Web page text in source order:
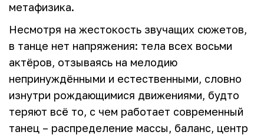
метафизика.
Несмотря на жестокость звучащих сюжетов,
в танце нет напряжения: тела всех восьми
актёров, отзываясь на мелодию
непринуждёнными и естественными, словно
изнутри рождающимися движениями, будто
теряют всё то, с чем работает современный
танец – распределение массы, баланс, центр